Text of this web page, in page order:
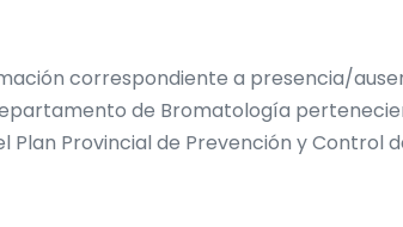
correspondiente a presencia/
de Bromatología
Provincial de Prevención y Control